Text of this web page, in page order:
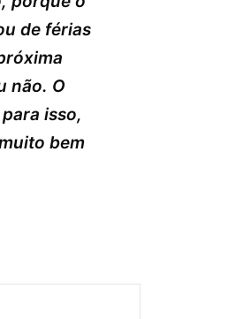
de férias
não. O
isso,
bem